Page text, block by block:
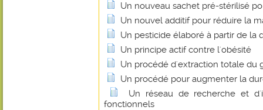
Un nouveau sachet pré-stérilisé
Un nouvel additif pour réduire la
Un pesticide élaboré à partir de la
Un principe actif contre l'obésité
Un procédé d'extraction totale du
Un procédé pour augmenter la
Un réseau de recherche et
fonctionnels